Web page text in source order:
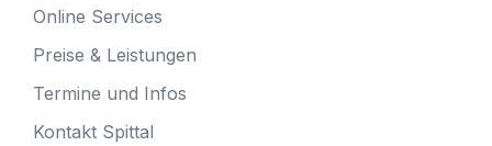
Online Services
Preise & Leistungen
Termine und Infos
Kontakt Spittal